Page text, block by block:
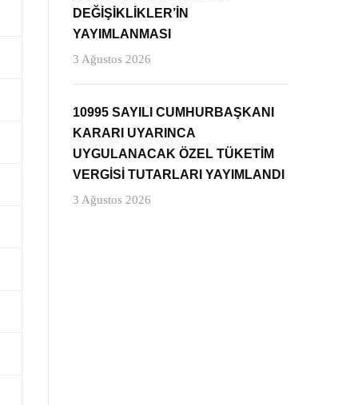
DEĞİŞİKLİKLER’İN
YAYIMLANMASI
3 Ağustos 2026
10995 SAYILI CUMHURBAŞKANI
KARARI UYARINCA
UYGULANACAK ÖZEL TÜKETİM
VERGİSİ TUTARLARI YAYIMLANDI
3 Ağustos 2026